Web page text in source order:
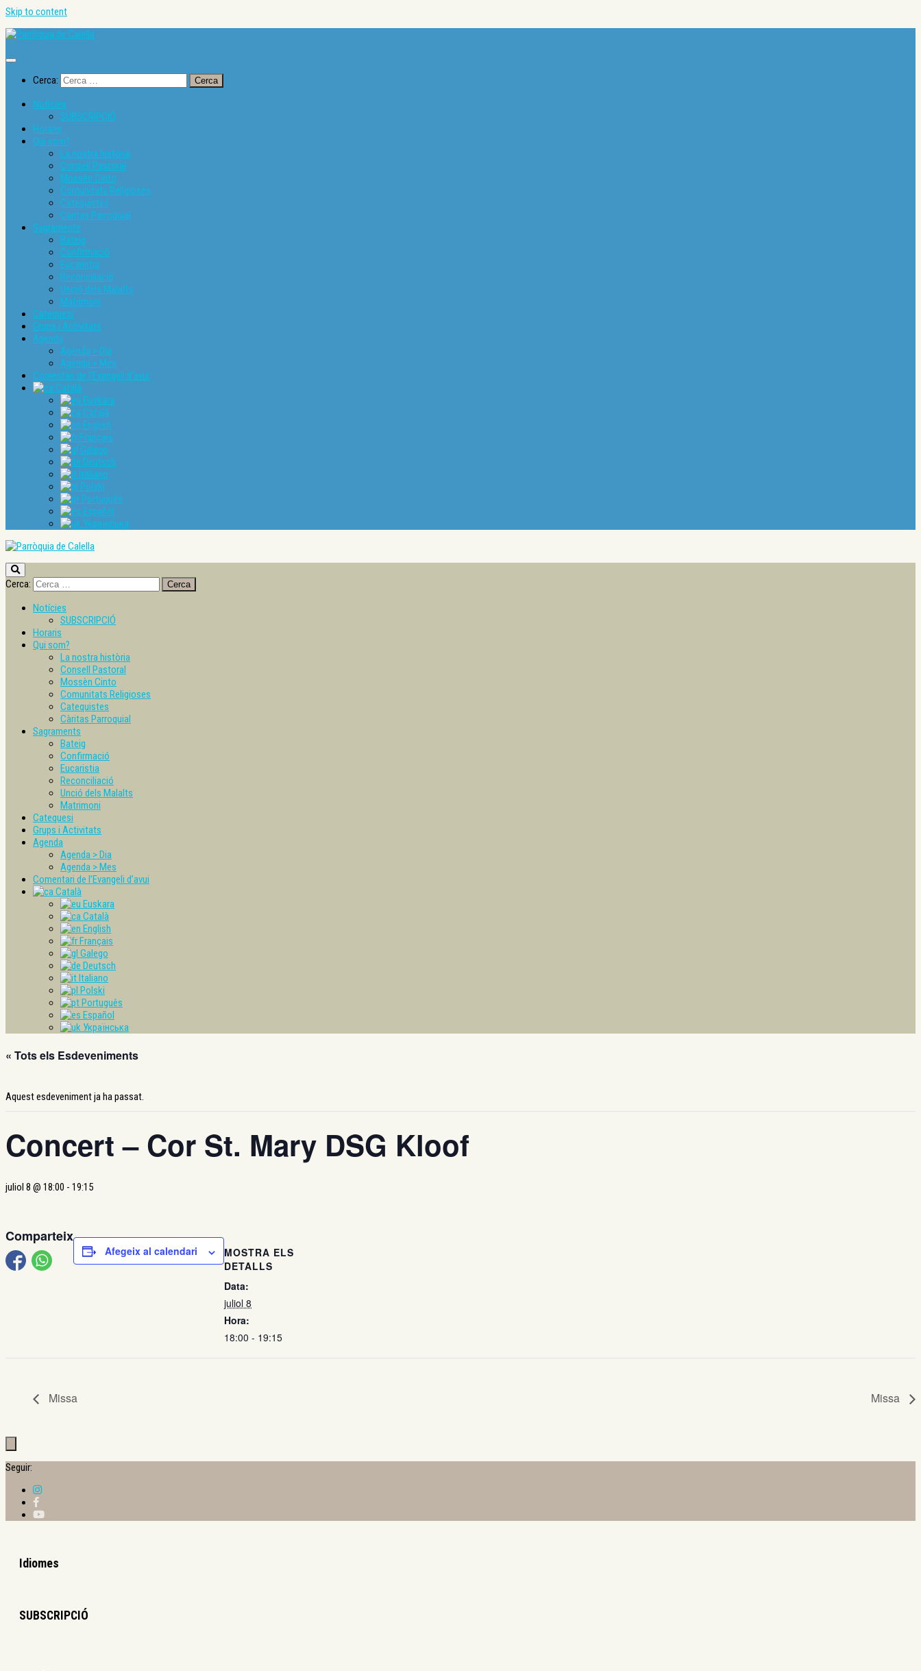
Skip to content
Cerca:
Notícies
SUBSCRIPCIÓ
Horaris
Qui som?
La nostra història
Consell Pastoral
Mossèn Cinto
Comunitats Religioses
Catequistes
Càritas Parroquial
Sagraments
Bateig
Confirmació
Eucaristia
Reconciliació
Unció dels Malalts
Matrimoni
Catequesi
Grups i Activitats
Agenda
Agenda > Dia
Agenda > Mes
Comentari de l’Evangeli d’avui
Català
Euskara
Català
English
Français
Galego
Deutsch
Italiano
Polski
Português
Español
Українська
Cerca:
Notícies
SUBSCRIPCIÓ
Horaris
Qui som?
La nostra història
Consell Pastoral
Mossèn Cinto
Comunitats Religioses
Catequistes
Càritas Parroquial
Sagraments
Bateig
Confirmació
Eucaristia
Reconciliació
Unció dels Malalts
Matrimoni
Catequesi
Grups i Activitats
Agenda
Agenda > Dia
Agenda > Mes
Comentari de l’Evangeli d’avui
Català
Euskara
Català
English
Français
Galego
Deutsch
Italiano
Polski
Português
Español
Українська
« Tots els Esdeveniments
Aquest esdeveniment ja ha passat.
Concert – Cor St. Mary DSG Kloof
juliol 8 @ 18:00 - 19:15
Comparteix
Afegeix al calendari
MOSTRA ELS
DETALLS
Data:
juliol 8
Hora:
18:00 - 19:15
Missa Missa
Seguir:
Idiomes
SUBSCRIPCIÓ